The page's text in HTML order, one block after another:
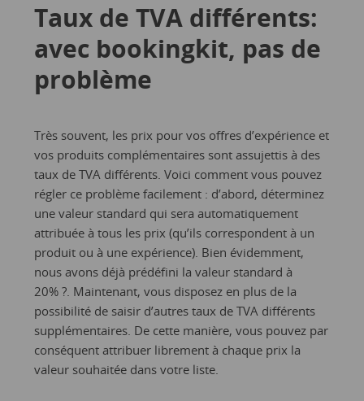
Taux de TVA différents:
avec bookingkit, pas de
problème
Très souvent, les prix pour vos offres d’expérience et
vos produits complémentaires sont assujettis à des
taux de TVA différents. Voici comment vous pouvez
régler ce problème facilement : d’abord, déterminez
une valeur standard qui sera automatiquement
attribuée à tous les prix (qu’ils correspondent à un
produit ou à une expérience). Bien évidemment,
nous avons déjà prédéfini la valeur standard à
20% ?. Maintenant, vous disposez en plus de la
possibilité de saisir d’autres taux de TVA différents
supplémentaires. De cette manière, vous pouvez par
conséquent attribuer librement à chaque prix la
valeur souhaitée dans votre liste.